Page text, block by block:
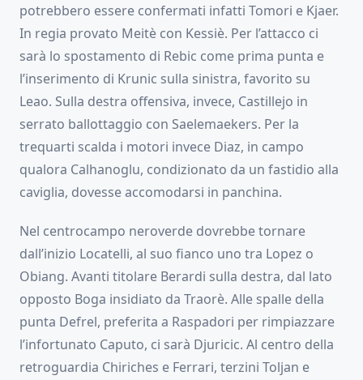
potrebbero essere confermati infatti Tomori e Kjaer.
In regia provato Meitè con Kessiè. Per l’attacco ci
sarà lo spostamento di Rebic come prima punta e
l’inserimento di Krunic sulla sinistra, favorito su
Leao. Sulla destra offensiva, invece, Castillejo in
serrato ballottaggio con Saelemaekers. Per la
trequarti scalda i motori invece Diaz, in campo
qualora Calhanoglu, condizionato da un fastidio alla
caviglia, dovesse accomodarsi in panchina.
Nel centrocampo neroverde dovrebbe tornare
dall’inizio Locatelli, al suo fianco uno tra Lopez o
Obiang. Avanti titolare Berardi sulla destra, dal lato
opposto Boga insidiato da Traorè. Alle spalle della
punta Defrel, preferita a Raspadori per rimpiazzare
l’infortunato Caputo, ci sarà Djuricic. Al centro della
retroguardia Chiriches e Ferrari, terzini Toljan e